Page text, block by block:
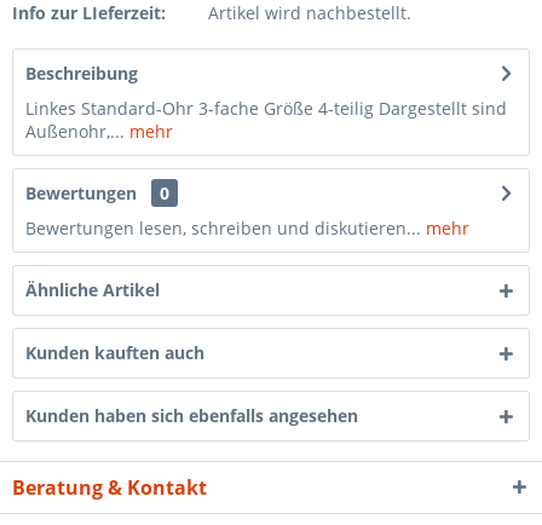
Info zur LIeferzeit:
Artikel wird nachbestellt.
Beschreibung
Linkes Standard-Ohr 3-fache Größe 4-teilig Dargestellt sind
Außenohr,... mehr
Bewertungen
0
Bewertungen lesen, schreiben und diskutieren... mehr
Ähnliche Artikel
Kunden kauften auch
Kunden haben sich ebenfalls angesehen
Beratung & Kontakt